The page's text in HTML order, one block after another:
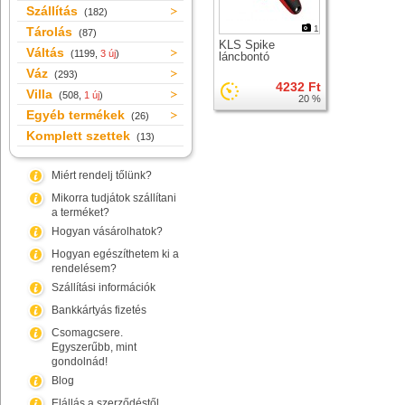
Szállítás (182)
Tárolás (87)
Váltás (1199, 3 új)
Váz (293)
Villa (508, 1 új)
Egyéb termékek (26)
Komplett szettek (13)
Miért rendelj tőlünk?
Mikorra tudjátok szállítani
a terméket?
Hogyan vásárolhatok?
Hogyan egészíthetem ki a
rendelésem?
Szállítási információk
Bankkártyás fizetés
Csomagcsere.
Egyszerűbb, mint
gondolnád!
Blog
1
KLS Spike
láncbontó
4232 Ft
20 %